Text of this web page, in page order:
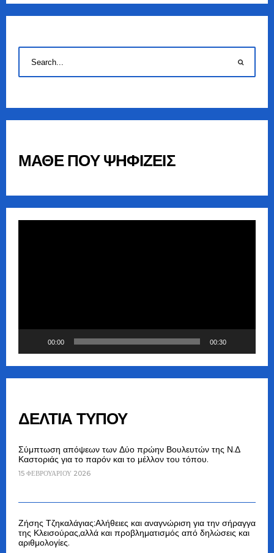
ΜΑΘΕ ΠΟΥ ΨΗΦΙΖΕΙΣ
00:00 00:30
ΔΕΛΤΙΑ ΤΥΠΟΥ
Σύμπτωση απόψεων των Δύο πρώην Βουλευτών της Ν.Δ
Καστοριάς για το παρόν και το μέλλον του τόπου.
15 ΦΕΒΡΟΥΑΡΊΟΥ 2026
Ζήσης Τζηκαλάγιας:Αλήθειες και αναγνώριση για την σήραγγα
της Κλεισούρας,αλλά και προβληματισμός από δηλώσεις και
αριθμολογίες.